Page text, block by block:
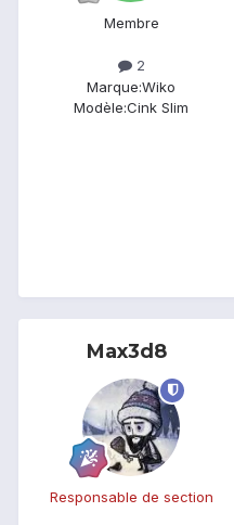
Membre
2
Marque:Wiko
Modèle:Cink Slim
Max3d8
Responsable de section